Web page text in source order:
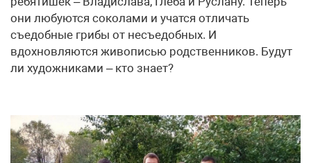
они любуются соколами и учатся отличать
съедобные грибы от несъедобных. И
вдохновляются живописью родственников. Будут
ли художниками – кто знает?